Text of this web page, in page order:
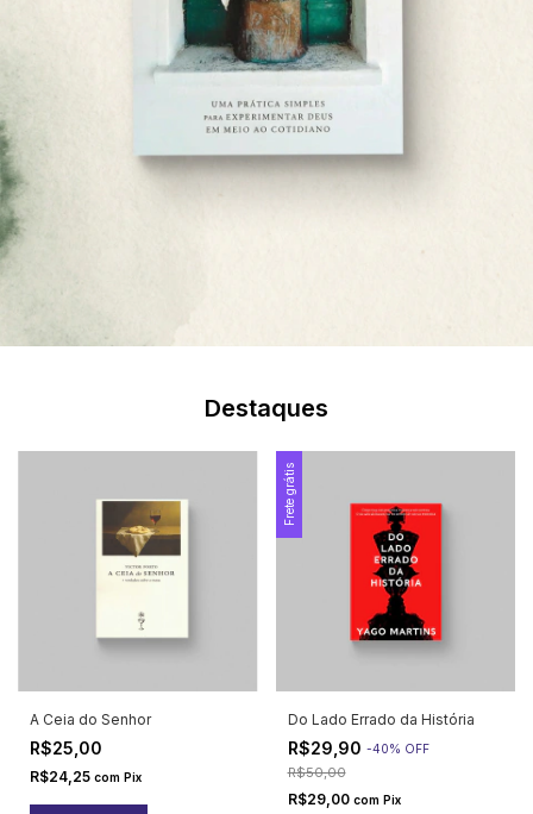
Destaques
A Ceia do Senhor
R$25,00
R$24,25 com Pix
Frete grátis
Do Lado Errado da História
R$29,90 -40% OFF
R$50,00
R$29,00 com Pix